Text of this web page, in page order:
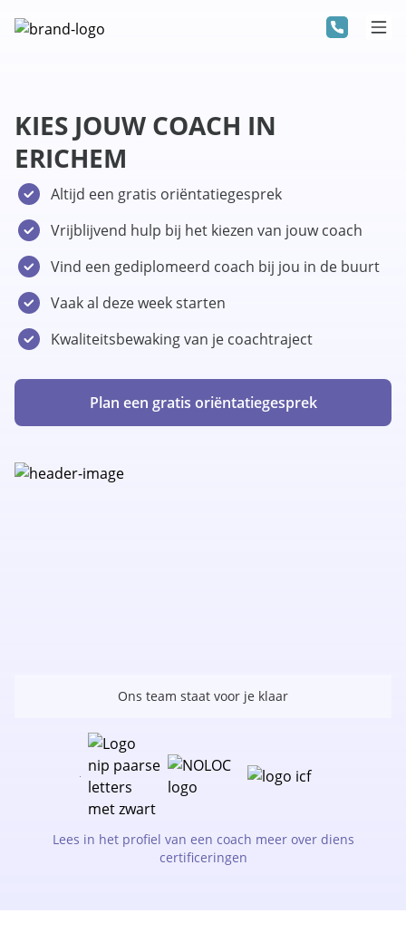
KIES JOUW COACH IN
ERICHEM
Altijd een gratis oriëntatiegesprek
Vrijblijvend hulp bij het kiezen van jouw coach
Vind een gediplomeerd coach bij jou in de buurt
Vaak al deze week starten
Kwaliteitsbewaking van je coachtraject
Plan een gratis oriëntatiegesprek
Ons team staat voor je klaar
Lees in het profiel van een coach meer over diens
certificeringen